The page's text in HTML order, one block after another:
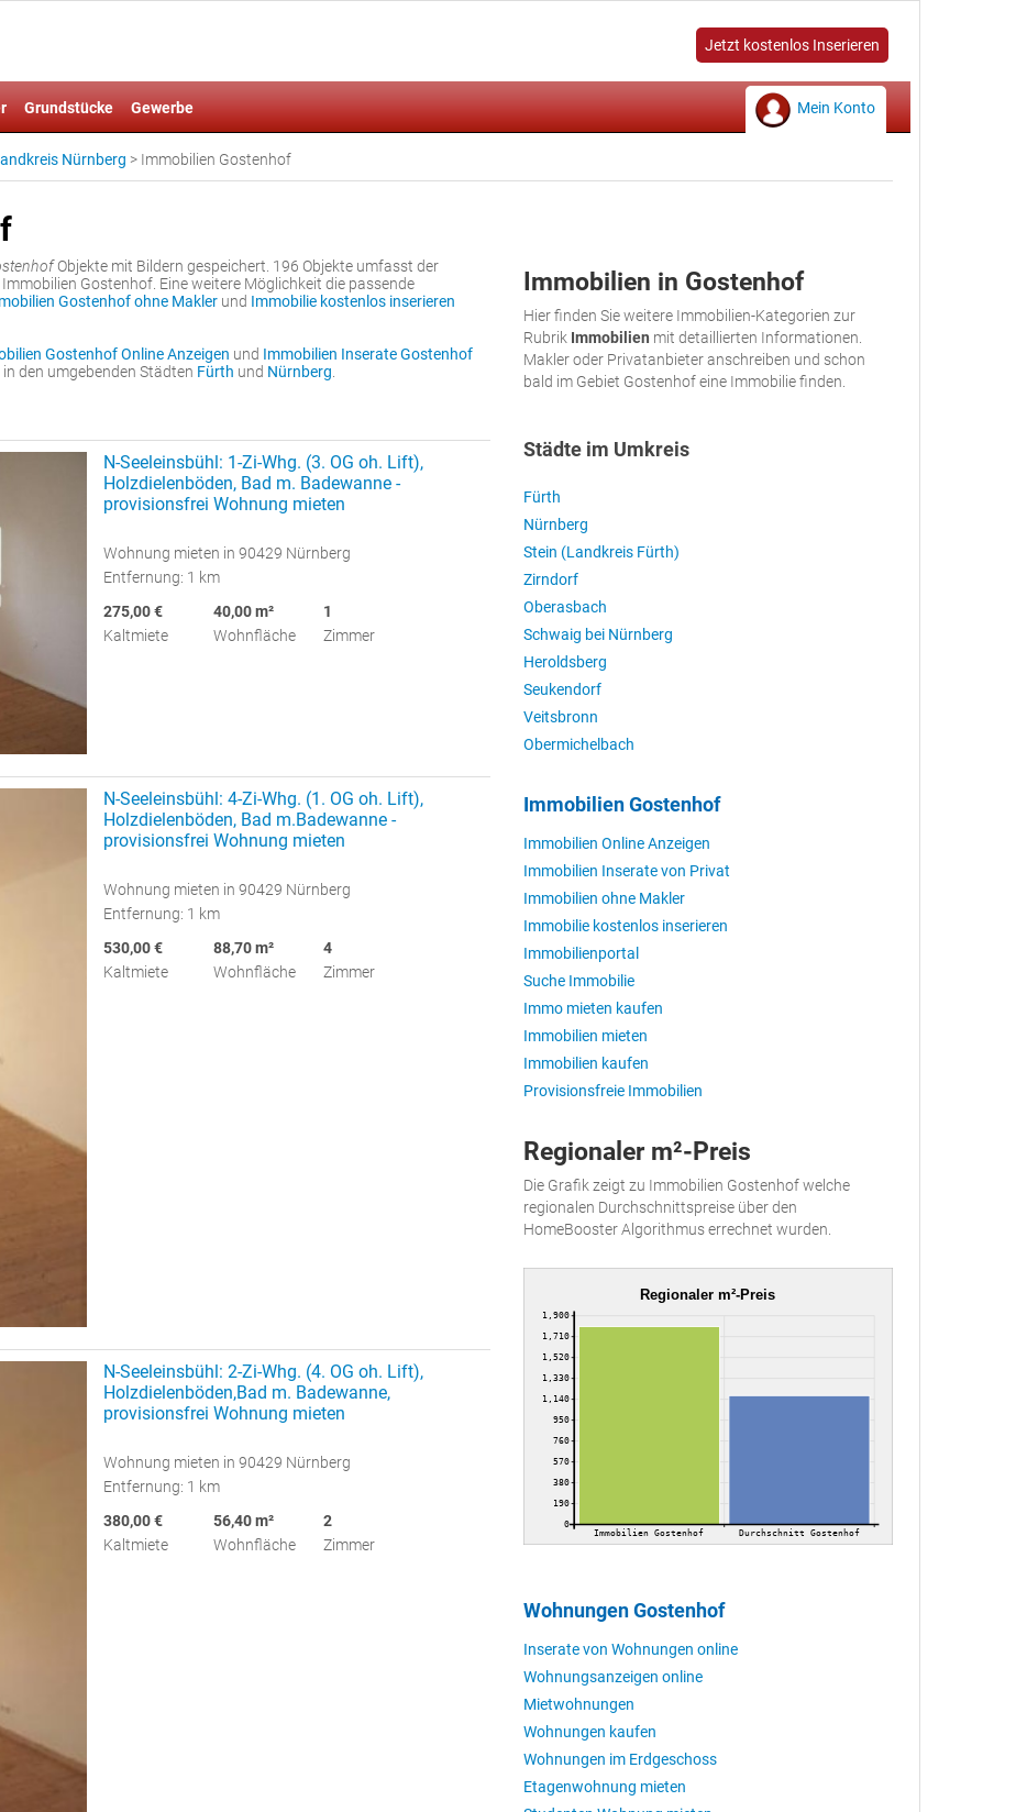
Jetzt kostenlos Inserieren
Grundstücke Gewerbe Mein Konto
Nürnberg > Immobilien Gostenhof
Objekte mit Bildern gespeichert. 196 Objekte umfasst der
Gostenhof. Eine weitere Möglichkeit die passende
Gostenhof ohne Makler und Immobilie kostenlos inserieren
Gostenhof Online Anzeigen und Immobilien Inserate Gostenhof
den umgebenden Städten Fürth und Nürnberg
N-Seeleinsbühl: 1-Zi-Whg. (3. OG oh. Lift),
Holzdielenböden, Bad m. Badewanne -
provisionsfrei Wohnung mieten
Wohnung mieten in 90429 Nürnberg
Entfernung: 1 km
275,00 €
Kaltmiete
40,00 m²
Wohnfläche
1
Zimmer
N-Seeleinsbühl: 4-Zi-Whg. (1. OG oh. Lift),
Holzdielenböden, Bad m.Badewanne -
provisionsfrei Wohnung mieten
Wohnung mieten in 90429 Nürnberg
Entfernung: 1 km
530,00 €
Kaltmiete
88,70 m²
Wohnfläche
4
Zimmer
N-Seeleinsbühl: 2-Zi-Whg. (4. OG oh. Lift),
Holzdielenböden,Bad m. Badewanne,
provisionsfrei Wohnung mieten
Wohnung mieten in 90429 Nürnberg
Entfernung: 1 km
380,00 €
Kaltmiete
56,40 m²
Wohnfläche
2
Zimmer
Immobilien in Gostenhof
Hier finden Sie weitere Immobilien-Kategorien zur
Rubrik Immobilien mit detaillierten Informationen.
Makler oder Privatanbieter anschreiben und schon
bald im Gebiet Gostenhof eine Immobilie finden.
Städte im Umkreis
Fürth
Nürnberg
Stein (Landkreis Fürth)
Zirndorf
Oberasbach
Schwaig bei Nürnberg
Heroldsberg
Seukendorf
Veitsbronn
Obermichelbach
Immobilien Gostenhof
Immobilien Online Anzeigen
Immobilien Inserate von Privat
Immobilien ohne Makler
Immobilie kostenlos inserieren
Immobilienportal
Suche Immobilie
Immo mieten kaufen
Immobilien mieten
Immobilien kaufen
Provisionsfreie Immobilien
Regionaler m²-Preis
Die Grafik zeigt zu Immobilien Gostenhof welche
regionalen Durchschnittspreise über den
HomeBooster Algorithmus errechnet wurden.
Regionaler m²-Preis
0
190
380
570
760
950
1,140
1,330
1,520
1,710
1,900
Immobilien Gostenhof Durchschnitt Gostenhof
Wohnungen Gostenhof
Inserate von Wohnungen online
Wohnungsanzeigen online
Mietwohnungen
Wohnungen kaufen
Wohnungen im Erdgeschoss
Etagenwohnung mieten